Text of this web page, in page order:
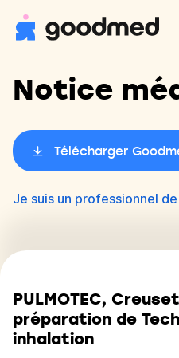
Notice
Télécharger
Je suis un professionnel
PULMOTEC,
préparation de
inhalation